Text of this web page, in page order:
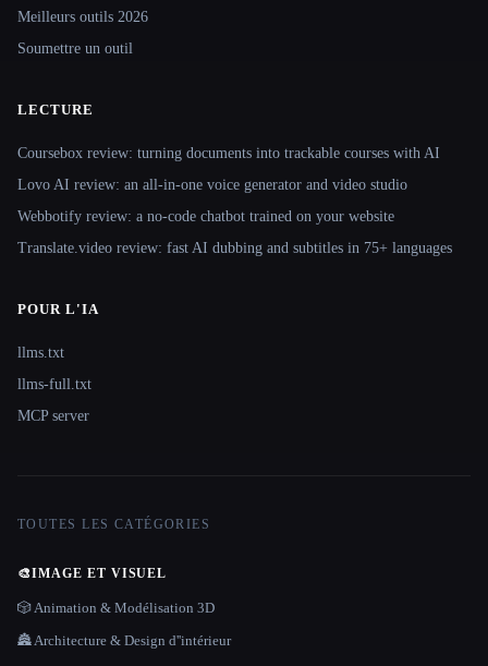
Meilleurs outils 2026
Soumettre un outil
LECTURE
Coursebox review: turning documents into trackable courses with AI
Lovo AI review: an all-in-one voice generator and video studio
Webbotify review: a no-code chatbot trained on your website
Translate.video review: fast AI dubbing and subtitles in 75+ languages
POUR L'IA
llms.txt
llms-full.txt
MCP server
TOUTES LES CATÉGORIES
🎨IMAGE ET VISUEL
🎲 Animation & Modélisation 3D
🏯 Architecture & Design d''intérieur